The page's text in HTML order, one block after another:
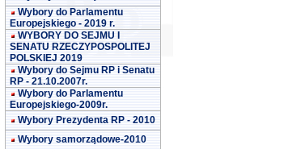
Wybory do Parlamentu
Europejskiego - 2019 r.
WYBORY DO SEJMU I
SENATU RZECZYPOSPOLITEJ
POLSKIEJ 2019
Wybory do Sejmu RP i Senatu
RP - 21.10.2007r.
Wybory do Parlamentu
Europejskiego-2009r.
Wybory Prezydenta RP - 2010
Wybory samorządowe-2010